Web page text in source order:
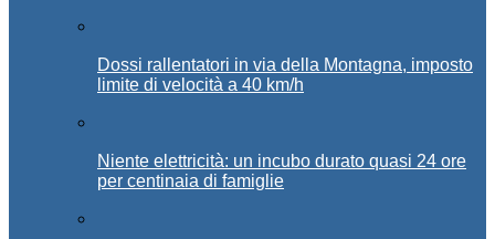
Dossi rallentatori in via della Montagna, imposto
limite di velocità a 40 km/h
Niente elettricità: un incubo durato quasi 24 ore
per centinaia di famiglie